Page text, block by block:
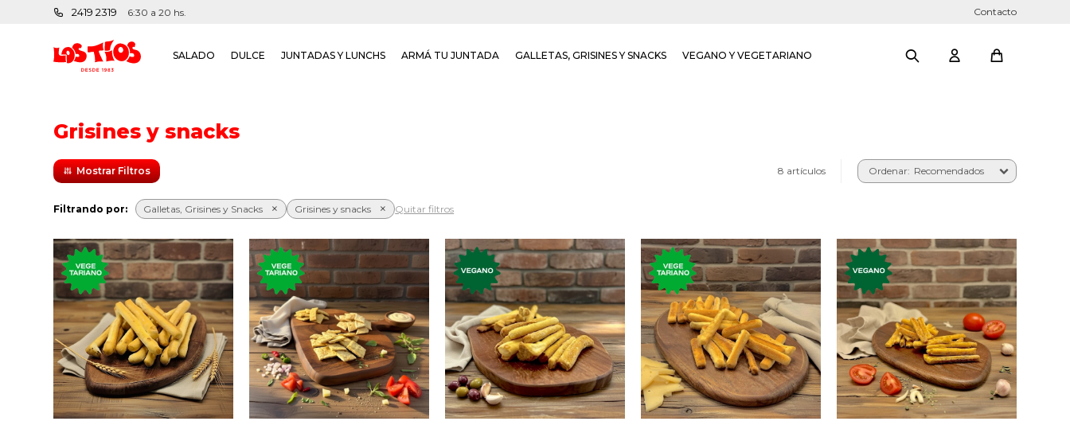
SALADO DULCE JUNTADAS Y LUNCHS ARMÁ TU JUNTADA GALLETAS, GRISINES Y SNACKS VEGANO Y VEGETARIANO
2419 2319 6:30 a 20 hs. Contacto
Grisines y snacks
8 artículos Recomendados
Filtrando por: Galletas, Grisines y Snacks Grisines y snacks Quitar filtros
Grisines clásicos
vegetarianos.
Snacks horneados de
masa madre, con cebolla
y ají, tomate y orégano, y
queso y pimienta.
Mini grisines de oliva y ajo.
Mini grisines de queso
horneado.
Mini grisines de tomate,
orégano, cebolla y ajo.